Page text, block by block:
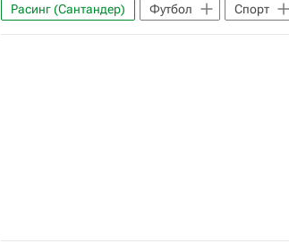
Расинг (Сантандер) Футбол Спорт
Ламин Ямаль
Барселона